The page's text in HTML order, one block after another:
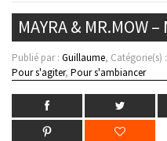
MAYRA & MR.MOW –
Publié par : Guillaume, Catégorie(s) :
Pour s'agiter, Pour s'ambiancer